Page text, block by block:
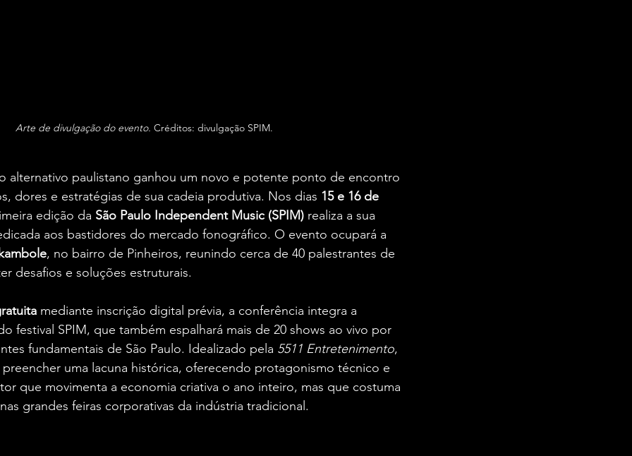
Arte de divulgação do evento. Créditos: divulgação SPIM.
alternativo paulistano ganhou um novo e potente ponto de encontro
dores e estratégias de sua cadeia produtiva. Nos dias 15 e 16 de
edição da São Paulo Independent Music (SPIM) realiza a sua
aos bastidores do mercado fonográfico. O evento ocupará a
, no bairro de Pinheiros, reunindo cerca de 40 palestrantes de
desafios e soluções estruturais.
mediante inscrição digital prévia, a conferência integra a
festival SPIM, que também espalhará mais de 20 shows ao vivo por
fundamentais de São Paulo. Idealizado pela 5511 Entretenimento,
uma lacuna histórica, oferecendo protagonismo técnico e
que movimenta a economia criativa o ano inteiro, mas que costuma
grandes feiras corporativas da indústria tradicional.